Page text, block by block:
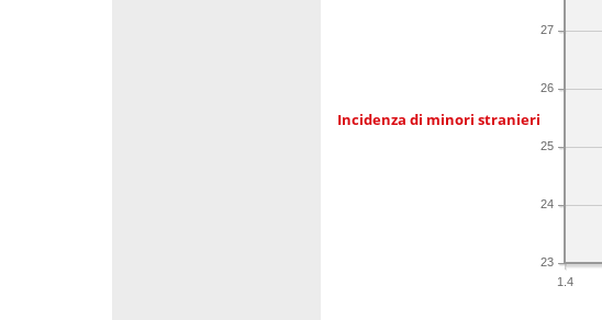
Incidenza di minori stranieri
1.4
23
24
25
26
27